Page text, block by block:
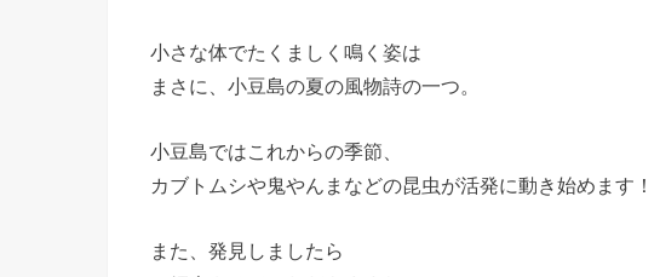
小さな体でたくましく鳴く姿は
まさに、小豆島の夏の風物詩の一つ。
小豆島ではこれからの季節、
カブトムシや鬼やんまなどの昆虫が活発に動き始めます！
また、発見しましたら